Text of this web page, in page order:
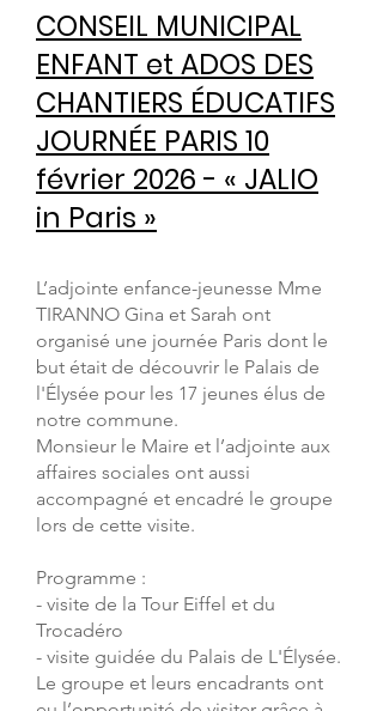
CONSEIL MUNICIPAL
ENFANT et ADOS DES
CHANTIERS ÉDUCATIFS
JOURNÉE PARIS 10
février 2026 - « JALIO
in Paris »
L’adjointe enfance-jeunesse Mme
TIRANNO Gina et Sarah ont
organisé une journée Paris dont le
but était de découvrir le Palais de
l'Élysée pour les 17 jeunes élus de
notre commune.
Monsieur le Maire et l’adjointe aux
affaires sociales ont aussi
accompagné et encadré le groupe
lors de cette visite.
Programme :
- visite de la Tour Eiffel et du
Trocadéro
- visite guidée du Palais de L'Élysée.
Le groupe et leurs encadrants ont